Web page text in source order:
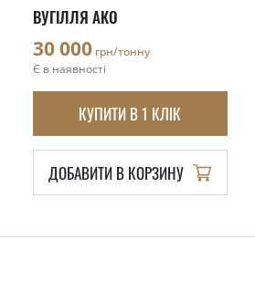
ВУГІЛЛЯ АКО
30 000 грн/тонну
Є в наявності
КУПИТИ В 1 КЛІК
ДОБАВИТИ В КОРЗИНУ